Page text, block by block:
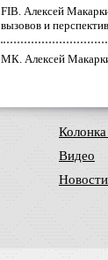
FIB. Алексей
вызовов и
МК. Алексей
Видео